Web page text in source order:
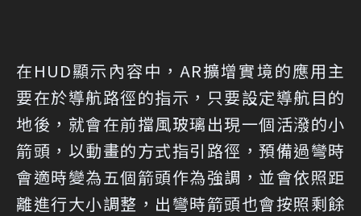
在HUD顯示內容中，AR擴增實境的應用主
要在於導航路徑的指示，只要設定導航目的
地後，就會在前擋風玻璃出現一個活潑的小
箭頭，以動畫的方式指引路徑，預備過彎時
會適時變為五個箭頭作為強調，並會依照距
離進行大小調整，出彎時箭頭也會按照剩餘